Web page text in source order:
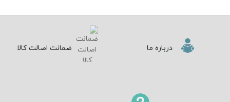
درباره ما ضمانت اصالت کالا